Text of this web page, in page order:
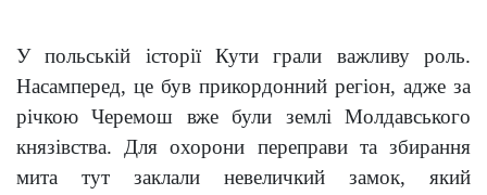
У польській історії Кути грали важливу роль.
Насамперед, це був прикордонний регіон, адже за
річкою Черемош вже були землі Молдавського
князівства. Для охорони переправи та збирання
мита тут заклали невеличкий замок, який